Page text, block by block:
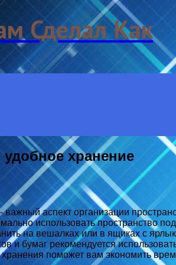
Сделал Как
удобное хранение
аспект организации
использовать пространство
на вешалках или в ящиках с
и бумаг рекомендуется
поможет вам экономить